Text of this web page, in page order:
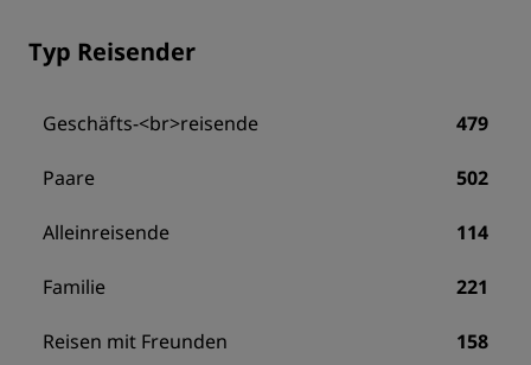
Typ Reisender
Geschäfts-<br>reisende 479
Paare 502
Alleinreisende 114
Familie 221
Reisen mit Freunden 158